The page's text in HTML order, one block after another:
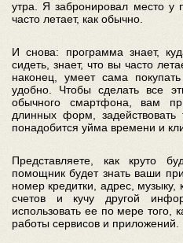
утра. Я забронировал место у
часто летает, как обычно.
И снова: программа знает,
сидеть, знает, что вы часто
наконец, умеет сама
удобно. Чтобы сделать все
обычного смартфона, вам
длинных форм,
понадобится уйма времени и
Представляете, как круто
помощник будет знать ваши
номер кредитки, адрес,
счетов и кучу другой
использовать ее по мере того,
работы сервисов и приложений.